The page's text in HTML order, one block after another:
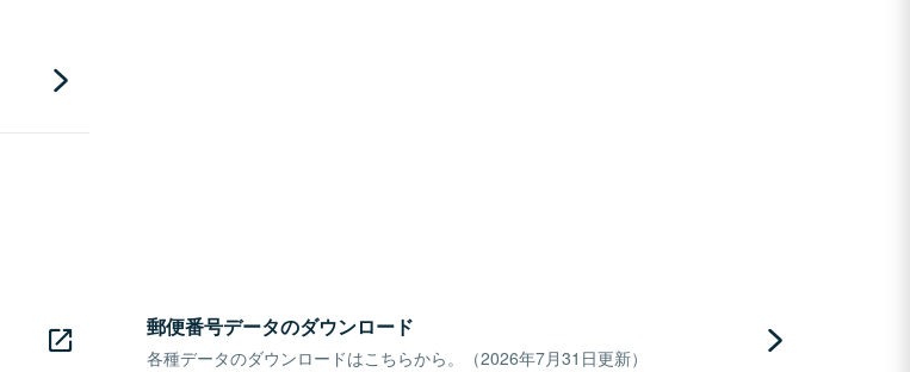
郵便番号データのダウンロード
各種データのダウンロードはこちらから。（2026年7月31日更新）